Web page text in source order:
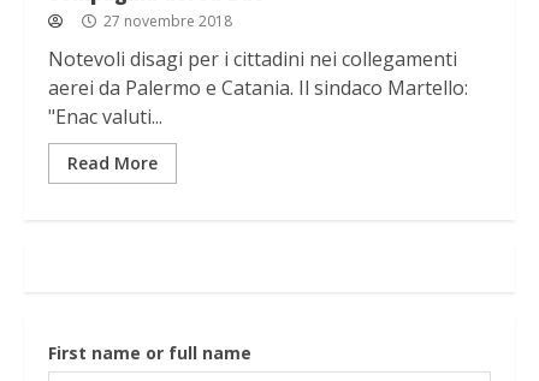
27 novembre 2018
Notevoli disagi per i cittadini nei collegamenti
aerei da Palermo e Catania. Il sindaco Martello:
"Enac valuti...
Read More
First name or full name